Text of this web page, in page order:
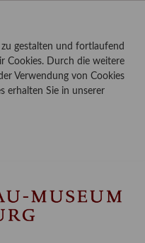
gestalten und fortlaufend
Cookies. Durch die weitere
Verwendung von Cookies
erhalten Sie in unserer